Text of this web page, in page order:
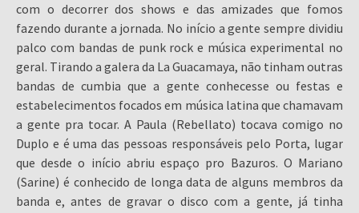
com o decorrer dos shows e das amizades que fomos
fazendo durante a jornada. No início a gente sempre dividiu
palco com bandas de punk rock e música experimental no
geral. Tirando a galera da La Guacamaya, não tinham outras
bandas de cumbia que a gente conhecesse ou festas e
estabelecimentos focados em música latina que chamavam
a gente pra tocar. A Paula (Rebellato) tocava comigo no
Duplo e é uma das pessoas responsáveis pelo Porta, lugar
que desde o início abriu espaço pro Bazuros. O Mariano
(Sarine) é conhecido de longa data de alguns membros da
banda e, antes de gravar o disco com a gente, já tinha